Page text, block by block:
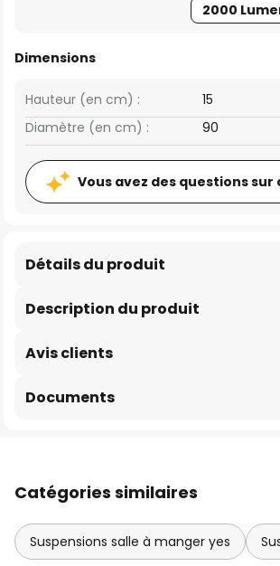
2000
Dimensions
Hauteur (en cm) :
15
Diamètre (en cm) :
90
Vous avez des questions
Description du produit
Détails du produit
Avis clients
Documents
Catégories similaires
Suspensions salle à manger yes